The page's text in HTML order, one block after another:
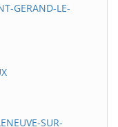
GERAND-LE-
SUR-